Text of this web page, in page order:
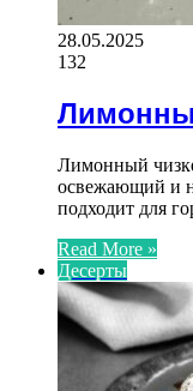
28.05.2025
132
Лимонный
освежающий и
подходит для
Read More »
Десерты